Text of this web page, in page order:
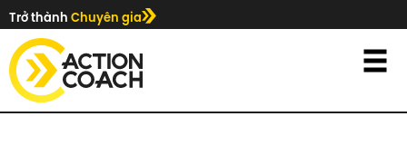
Trở thành Chuyên gia